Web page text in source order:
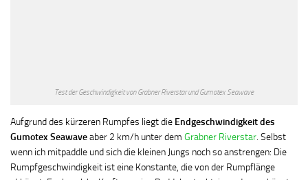
Test der Geschwindigkeit von Grabner Riverstar und Gumotex Seawave
Aufgrund des kürzeren Rumpfes liegt die Endgeschwindigkeit des
Gumotex Seawaveaber 2 km/h unter dem Grabner Riverstar. Selbst
wenn ich mitpaddle und sich die kleinen Jungs noch so anstrengen: Die
Rumpfgeschwindigkeit ist eine Konstante, die von der Rumpflänge